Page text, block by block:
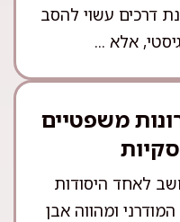
דרכים עשוי להסב
אלא ...
משפטיים
לאחד היסודות
ומהווה אבן